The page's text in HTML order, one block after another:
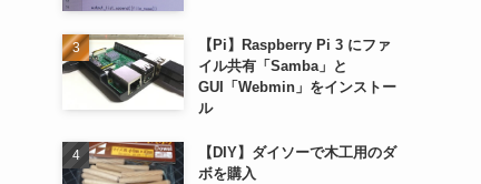
【Pi】Raspberry Pi 3 にファ
イル共有「Samba」と
GUI「Webmin」をインストー
ル
【DIY】ダイソーで木工用のダ
ボを購入